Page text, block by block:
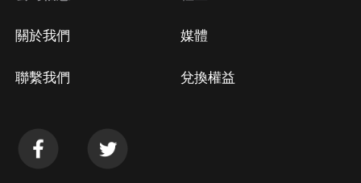
關於我們
聯繫我們
媒體
兌換權益